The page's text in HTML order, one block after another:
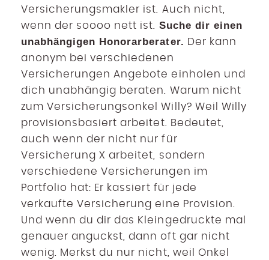
Versicherungsmakler ist. Auch nicht,
wenn der soooo nett ist. Suche dir einen
unabhängigen Honorarberater. Der kann
anonym bei verschiedenen
Versicherungen Angebote einholen und
dich unabhängig beraten. Warum nicht
zum Versicherungsonkel Willy? Weil Willy
provisionsbasiert arbeitet. Bedeutet,
auch wenn der nicht nur für
Versicherung X arbeitet, sondern
verschiedene Versicherungen im
Portfolio hat: Er kassiert für jede
verkaufte Versicherung eine Provision.
Und wenn du dir das Kleingedruckte mal
genauer anguckst, dann oft gar nicht
wenig. Merkst du nur nicht, weil Onkel